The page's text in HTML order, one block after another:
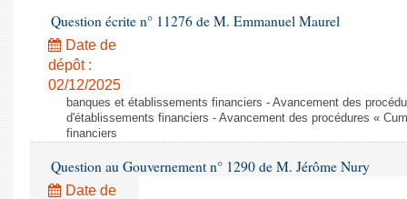
Question écrite n° 11276 de M. Emmanuel Maurel
Date de
dépôt :
02/12/2025
banques et établissements financiers - Avancement des
d'établissements financiers - Avancement des procédures «
financiers
Question au Gouvernement n° 1290 de M. Jérôme Nury
Date de